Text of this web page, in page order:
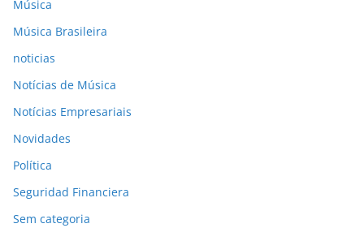
Música
Música Brasileira
noticias
Notícias de Música
Notícias Empresariais
Novidades
Política
Seguridad Financiera
Sem categoria